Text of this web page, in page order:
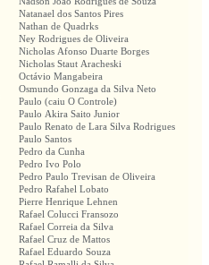
Natanael dos Santos Pires
Nathan de Quadrks
Ney Rodrigues de Oliveira
Nicholas Afonso Duarte Borges
Nicholas Staut Aracheski
Octávio Mangabeira
Osmundo Gonzaga da Silva Neto
Paulo (caiu O Controle)
Paulo Akira Saito Junior
Paulo Renato de Lara Silva Rodrigues
Paulo Santos
Pedro da Cunha
Pedro Ivo Polo
Pedro Paulo Trevisan de Oliveira
Pedro Rafahel Lobato
Pierre Henrique Lehnen
Rafael Colucci Fransozo
Rafael Correia da Silva
Rafael Cruz de Mattos
Rafael Eduardo Souza